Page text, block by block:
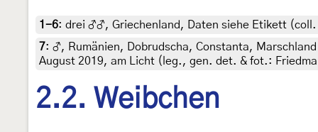
1-6: drei ♂♂, Griechenland, Daten siehe Etikett
7: ♂, Rumänien, Dobrudscha, Constanta,
August 2019, am Licht (leg., gen. det. & fot.:
2.2. Weibchen